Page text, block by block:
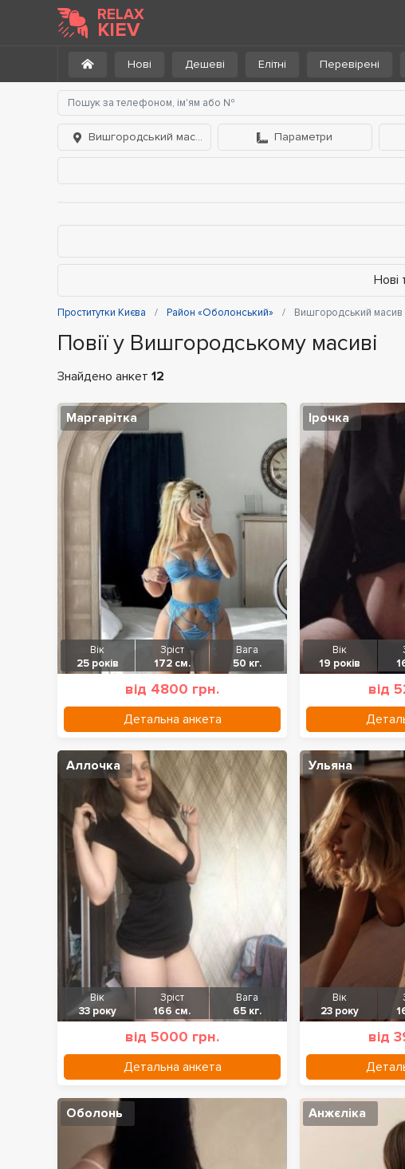
RELAX
KIEV
Нові Дешеві Елітні Перевірені
Вишгородський масив Параметри
Нові
Проститутки Києва Район «Оболонський» Вишгородський масив
Повії у Вишгородському масиві
Знайдено анкет 12
Маргарітка
Вік
25 років
Зріст
172 см.
Вага
50 кг.
від 4800 грн.
Детальна анкета
Ірочка
Вік
19 років
від
Аллочка
Вік
33 року
Зріст
166 см.
Вага
65 кг.
від 5000 грн.
Детальна анкета
Ульяна
Вік
23 року
від
Оболонь Анжєліка